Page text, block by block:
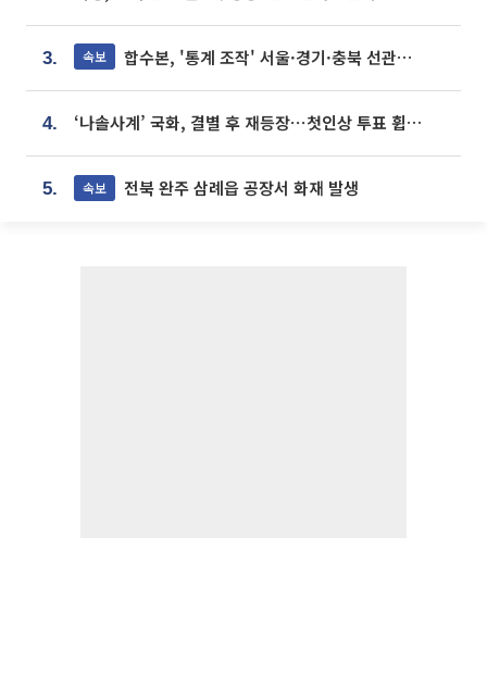
3. 속보 합수본, '통계 조작' 서울·경기·충북 선관위 등 추가 압수수색
4. ‘나솔사계’ 국화, 결별 후 재등장⋯첫인상 투표 휩쓸고 ‘인기녀’ 등극
5. 속보 전북 완주 삼례읍 공장서 화재 발생